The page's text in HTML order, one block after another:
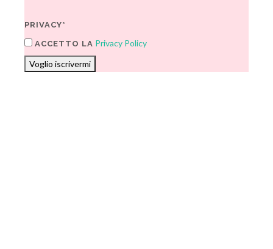
PRIVACY*
ACCETTO LA Privacy Policy
Voglio iscrivermi